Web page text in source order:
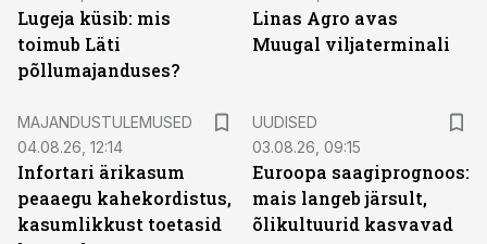
Lugeja küsib: mis
toimub Läti
põllumajanduses?
Linas Agro avas
Muugal viljaterminali
MAJANDUSTULEMUSED
04.08.26, 12:14
Infortari ärikasum
peaaegu kahekordistus,
kasumlikkust toetasid
UUDISED
03.08.26, 09:15
Euroopa saagiprognoos:
mais langeb järsult,
õlikultuurid kasvavad